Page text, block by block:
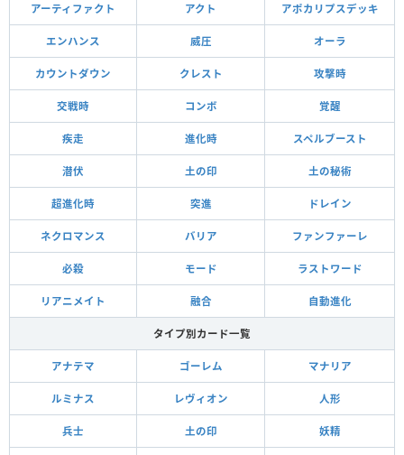
アーティファクト アクト アポカリプスデッキ
エンハンス 威圧 オーラ
カウントダウン クレスト 攻撃時
交戦時 コンボ 覚醒
疾走 進化時 スペルブースト
潜伏 土の印 土の秘術
超進化時 突進 ドレイン
ネクロマンス バリア ファンファーレ
必殺 モード ラストワード
リアニメイト 融合 自動進化
タイプ別カード一覧
アナテマ ゴーレム マナリア
ルミナス レヴィオン 人形
兵士 土の印 妖精